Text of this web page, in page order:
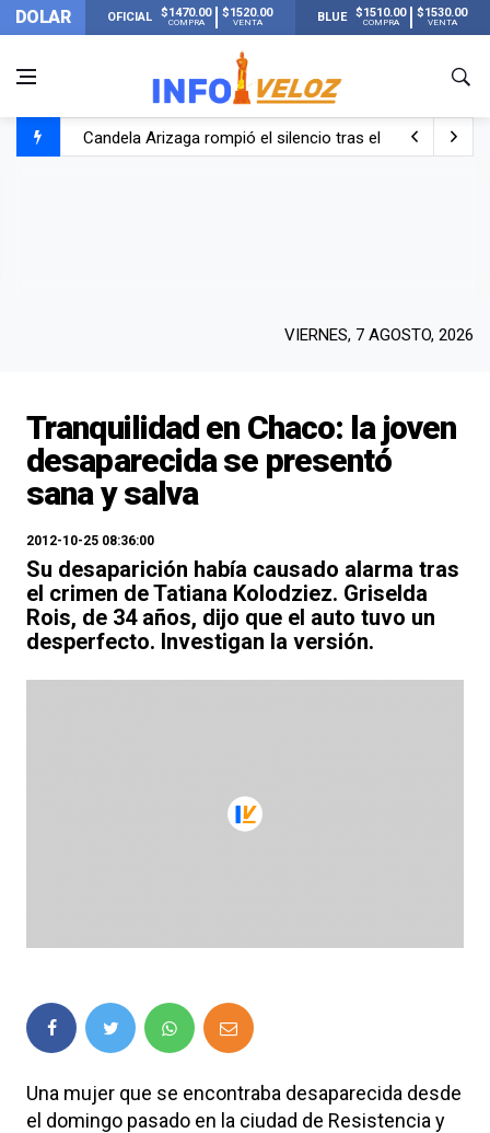
DOLAR OFICIAL $1470.00
COMPRA
$1520.00
VENTA BLUE $1510.00
COMPRA
$1530.00
VENTA
Candela Arizaga rompió el silencio tras el incidente con
VIERNES, 7 AGOSTO, 2026
Tranquilidad en Chaco: la joven
desaparecida se presentó
sana y salva
2012-10-25 08:36:00
Su desaparición había causado alarma tras
el crimen de Tatiana Kolodziez. Griselda
Rois, de 34 años, dijo que el auto tuvo un
desperfecto. Investigan la versión.
Una mujer que se encontraba desaparecida desde
el domingo pasado en la ciudad de Resistencia y